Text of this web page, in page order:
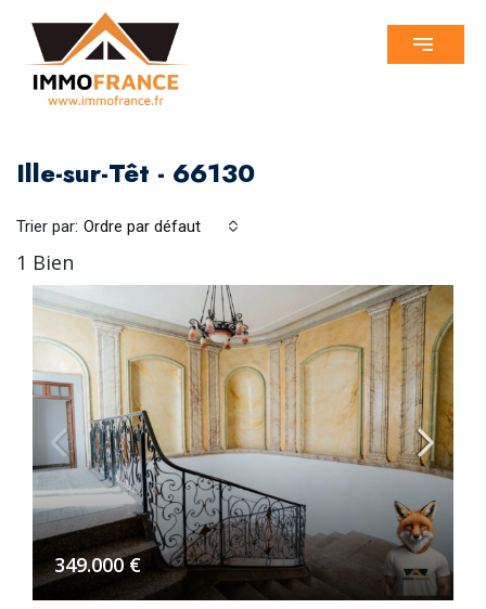
Ille-sur-Têt - 66130
1 Bien
Trier par: Ordre par défaut
349.000 €